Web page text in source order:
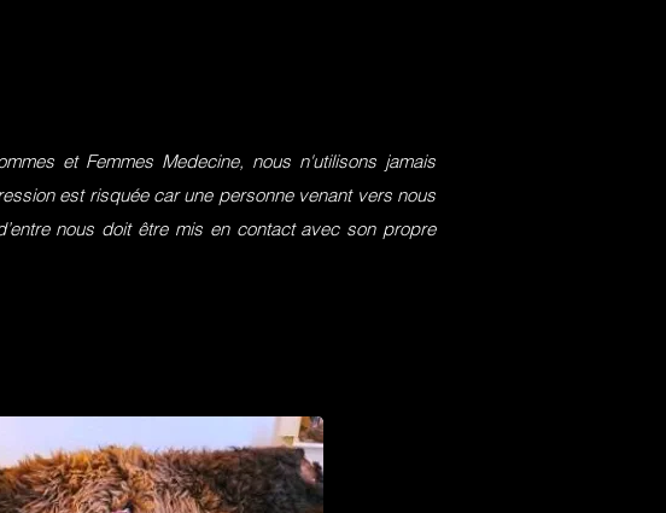
et Femmes Medecine, nous n'utilisons jamais
est risquée car une personne venant vers nous
nous doit être mis en contact avec son propre